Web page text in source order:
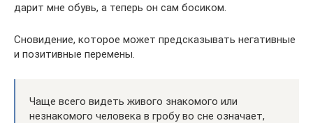
дарит мне обувь, а теперь он сам босиком.
Сновидение, которое может предсказывать негативные
и позитивные перемены.
Чаще всего видеть живого знакомого или
незнакомого человека в гробу во сне означает,